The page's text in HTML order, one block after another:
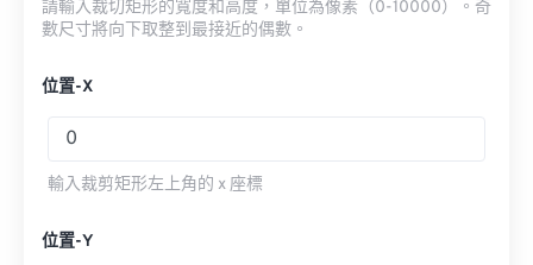
請輸入裁切矩形的寬度和高度，單位為像素（0-10000）。奇
數尺寸將向下取整到最接近的偶數。
位置-X
輸入裁剪矩形左上角的 x 座標
位置-Y